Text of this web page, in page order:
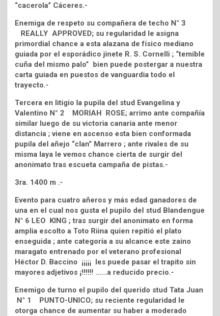
“cacerola” Cáceres.-
Enemiga de respeto su compañera de techo N° 3
REALLY APPROVED; su regularidad le asigna
primordial chance a esta alazana de físico mediano
guiada por el esporádico jinete R. S. Cornelli ; “temible
cuña del mismo palo” bien puede postergar a nuestra
carta guiada en puestos de vanguardia todo el
trayecto.-
Tercera en litigio la pupila del stud Evangelina y
Valentino N° 2 MORIAH ROSE; arrimo ante compañía
similar luego de su victoria canaria ante menor
distancia ; viene en ascenso esta bien conformada
pupila del añejo “clan” Marrero ; ante rivales de su
misma laya le vemos chance cierta de surgir del
anonimato tras escueta campaña de pistas.-
3ra. 1400 m .-
Evento para cuatro añeros y más edad ganadores de
una en el cual nos gusta el pupilo del stud Blandengue
N° 6 LEO KING ; tras surgir del anonimato en forma
amplia escolto a Toto Riina quien repitió el plato
enseguida ; ante categoría a su alcance este zaino
maragato entrenado por el veterano profesional
Héctor D. Baccino ¡¡¡¡¡ les puede pasar el trapito sin
mayores adjetivos ¡!!!!!! ……a reducido precio.-
Enemigo de turno el pupilo del querido stud Tata Juan
N° 1 PUNTO-UNICO; su reciente regularidad le
otorga chance de aumentar su haber a moderado